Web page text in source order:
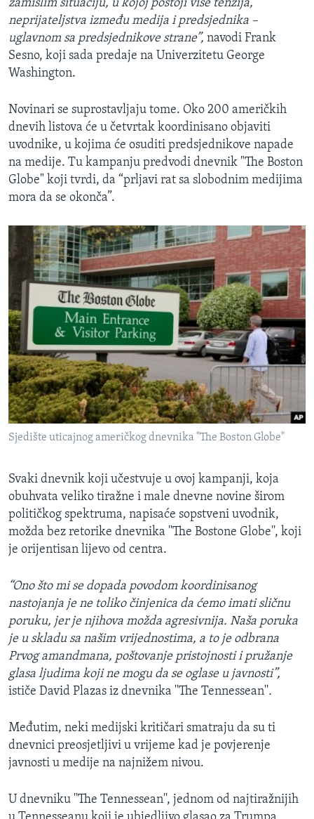
zamislim situaciju, u kojoj postoji više tenzija,
neprijateljstva između medija i predsjednika –
uglavnom sa predsjednikove strane”, navodi Frank
Sesno, koji sada predaje na Univerzitetu George
Washington.
Novinari se suprostavljaju tome. Oko 200 američkih
dnevih listova će u četvrtak koordinisano objaviti
uvodnike, u kojima će osuditi predsjednikove napade
na medije. Tu kampanju predvodi dnevnik "The Boston
Globe" koji tvrdi, da “prljavi rat sa slobodnim medijima
mora da se okonča”.
Sjedište uticajnog američkog dnevnika "The Boston Globe"
Svaki dnevnik koji učestvuje u ovoj kampanji, koja
obuhvata veliko tiražne i male dnevne novine širom
političkog spektruma, napisaće sopstveni uvodnik,
možda bez retorike dnevnika ''The Bostone Globe'', koji
je orijentisan lijevo od centra.
“Ono što mi se dopada povodom koordinisanog
nastojanja je ne toliko činjenica da ćemo imati sličnu
poruku, jer je njihova možda agresivnija. Naša poruka
je u skladu sa našim vrijednostima, a to je odbrana
Prvog amandmana, poštovanje pristojnosti i pružanje
glasa ljudima koji ne mogu da se oglase u javnosti”,
ističe David Plazas​ iz dnevnika ''The Tennessean''.
Međutim, neki medijski kritičari smatraju da su ti
dnevnici preosjetljivi u vrijeme kad je povjerenje
javnosti u medije na najnižem nivou.
U dnevniku ''The Tennessean'', jednom od najtiražnijih